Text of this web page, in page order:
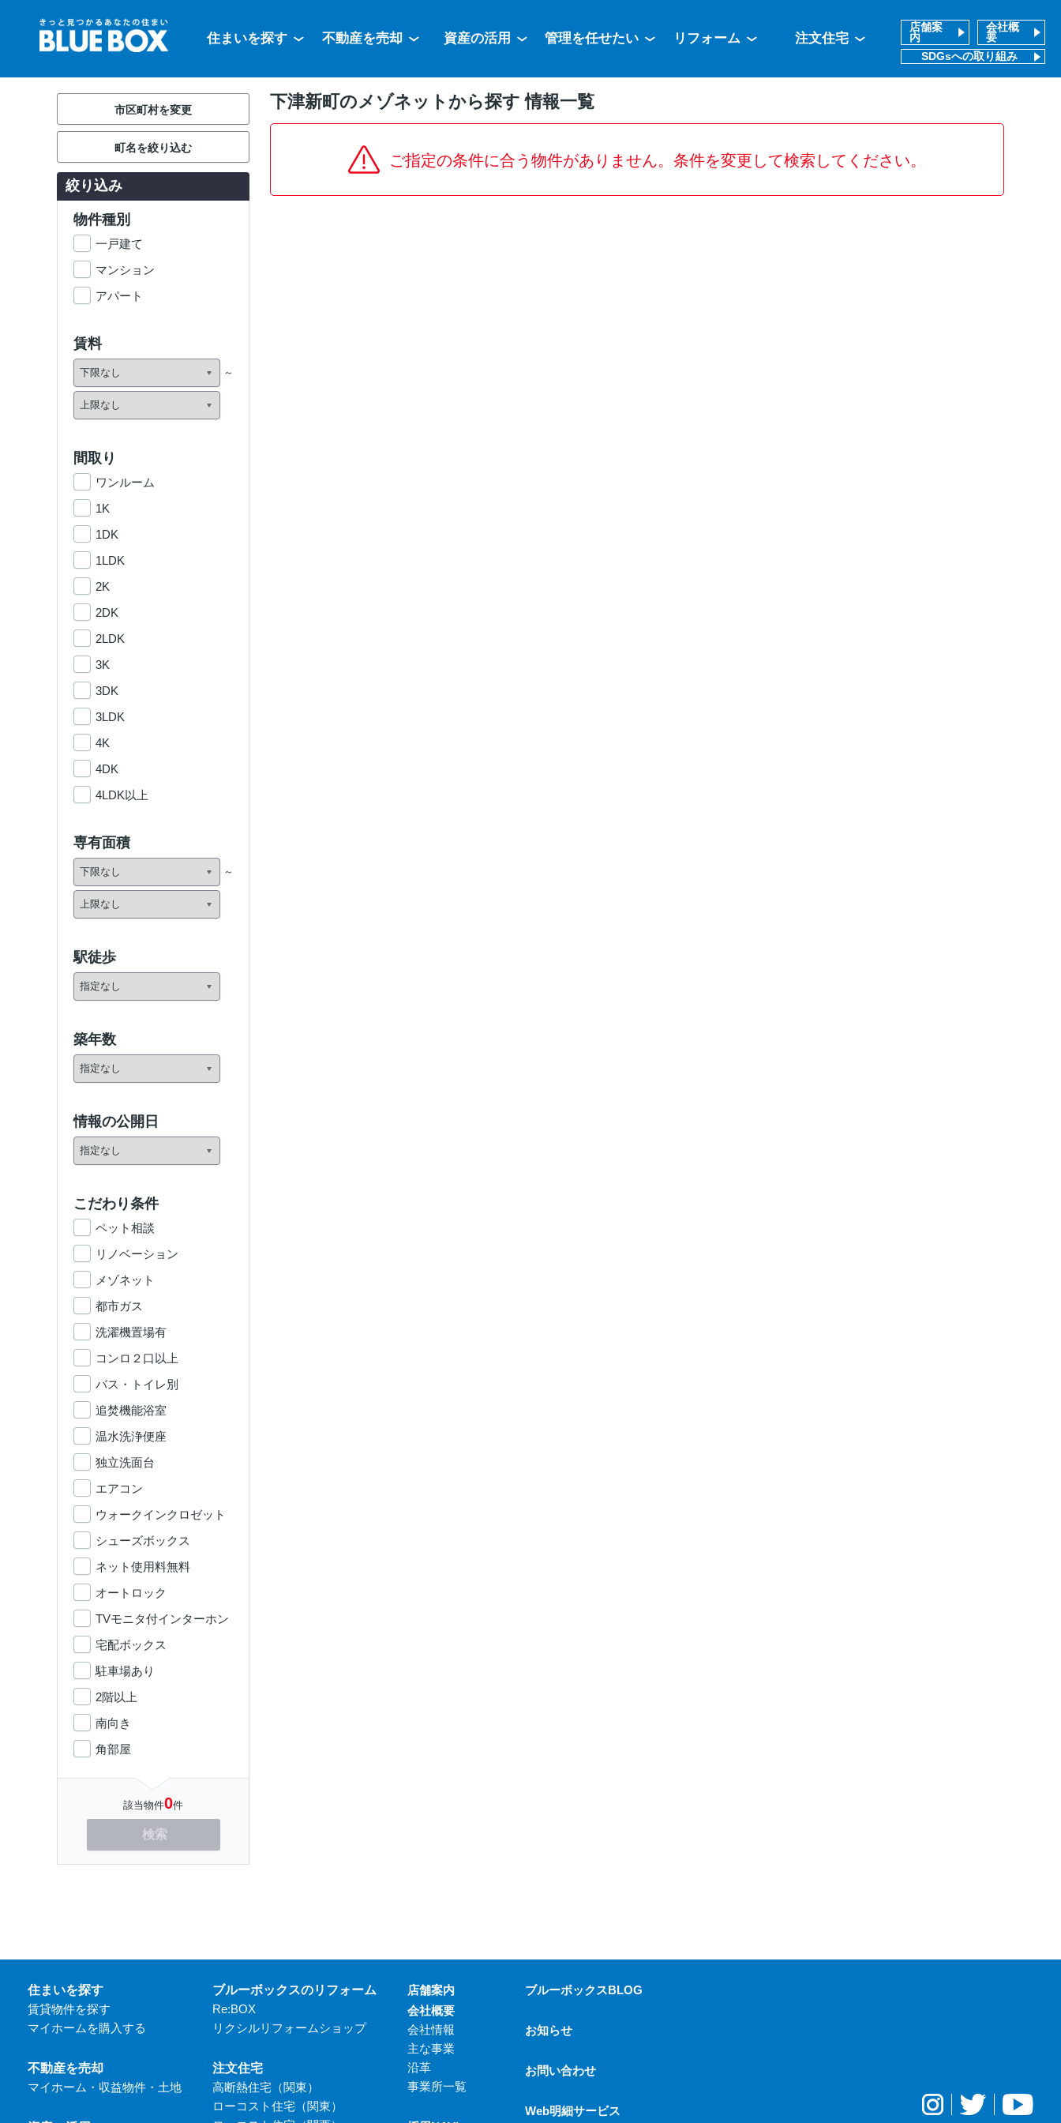
住まいを探す 不動産を売却 資産の活用 管理を任せたい リフォーム 注文住宅
店舗案
内
会社概
要
SDGsへの取り組み
下津新町のメゾネットから探す 情報一覧
ご指定の条件に合う物件がありません。条件を変更して検索してください。
市区町村を変更
町名を絞り込む
絞り込み
物件種別
一戸建て
マンション
アパート
賃料
間取り
ワンルーム
1K
1DK
1LDK
2K
2DK
2LDK
3K
3DK
3LDK
4K
4DK
4LDK以上
専有面積
駅徒歩
築年数
情報の公開日
こだわり条件
ペット相談
リノベーション
メゾネット
都市ガス
洗濯機置場有
コンロ２口以上
バス・トイレ別
追焚機能浴室
温水洗浄便座
独立洗面台
エアコン
ウォークインクロゼット
シューズボックス
ネット使用料無料
オートロック
TVモニタ付インターホン
宅配ボックス
駐車場あり
2階以上
南向き
角部屋
該当物件0件
検索
住まいを探す
賃貸物件を探す
マイホームを購入する
不動産を売却
マイホーム・収益物件・土地
ブルーボックスのリフォーム
Re:BOX
リクシルリフォームショップ
注文住宅
高断熱住宅（関東）
ローコスト住宅（関東）
店舗案内
会社概要
会社情報
主な事業
沿革
事業所一覧
ブルーボックスBLOG
お知らせ
お問い合わせ
Web明細サービス